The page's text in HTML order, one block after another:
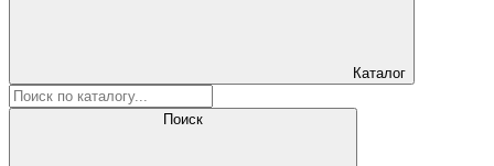
Каталог
Поиск